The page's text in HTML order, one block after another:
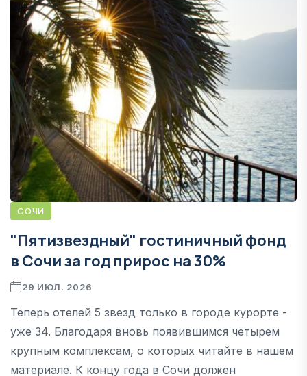
СОЧИ
"Пятизвездный" гостиничный фонд
в Сочи за год прирос на 30%
29 ИЮЛ. 2026
Теперь отелей 5 звезд только в городе курорте -
уже 34. Благодаря вновь появившимся четырем
крупным комплексам, о которых читайте в нашем
материале. К концу года в Сочи должен